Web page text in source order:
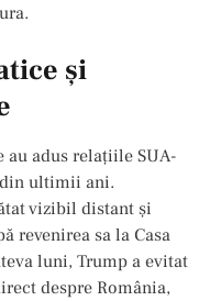
și
au adus relațiile SUA-
ultimii ani.
vizibil distant și
revenirea sa la Casa
luni, Trump a evitat
despre România,